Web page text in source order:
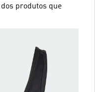
produtos que